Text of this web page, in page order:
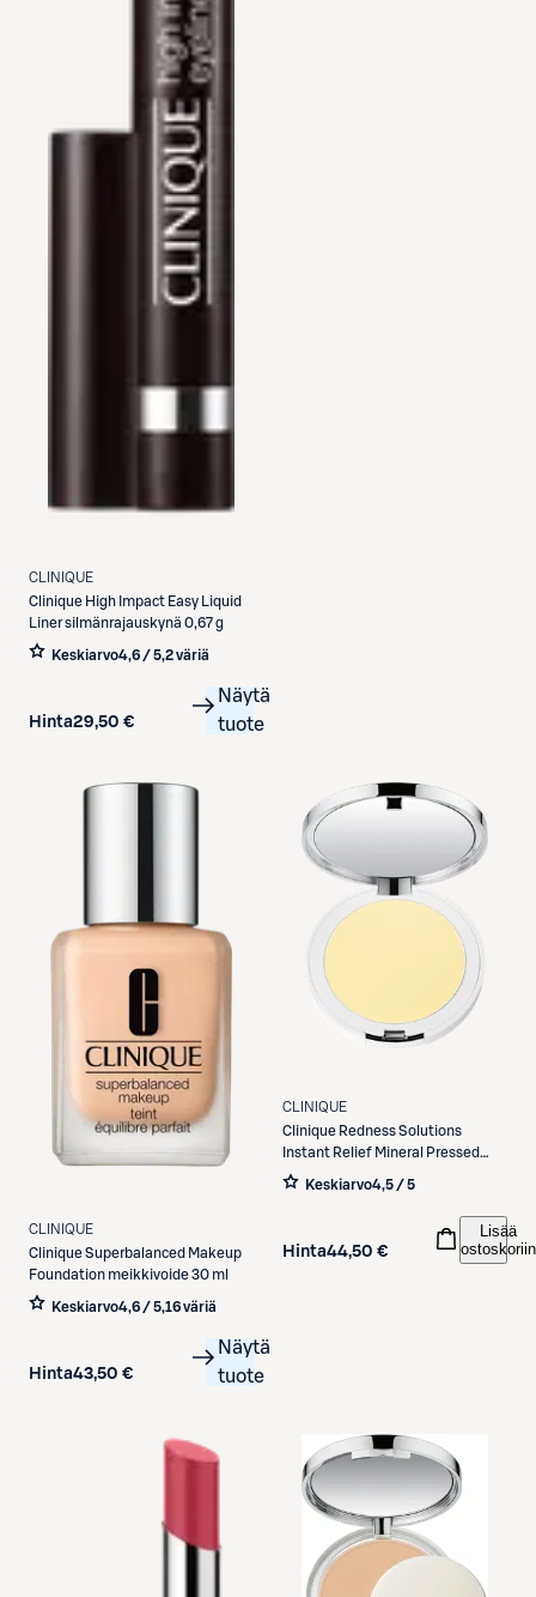
CLINIQUE
Clinique High Impact Easy Liquid
Liner silmänrajauskynä 0,67 g
Keskiarvo4,6 / 5,2 väriä
Hinta29,50 €
Näytä
tuote
CLINIQUE
CliniqueSuperbalanced Makeup
Foundation meikkivoide 30 ml
Keskiarvo4,6 / 5,16 väriä
Hinta43,50 €
Näytä
tuote
CLINIQUE
Clinique Redness Solutions
Instant Relief Mineral Pressed
Powder puuteri 11,6 g
Keskiarvo4,5 / 5
Hinta44,50 €
Lisää
ostoskoriin